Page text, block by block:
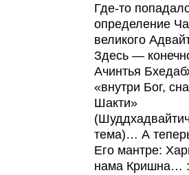
Где-то
определение
великого
Здесь —
Ачинтья
«внутри Бог,
Шакти»
тема)… А
Его мантре:
нама Кришна…